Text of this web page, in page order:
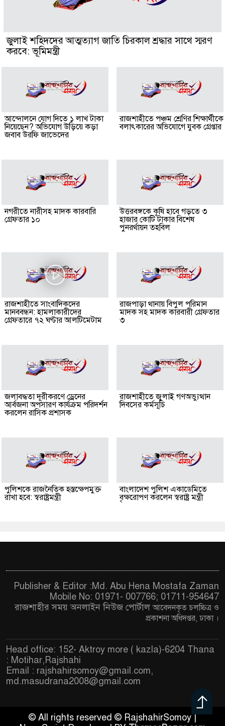
জুলাই শহিদদের আত্মত্যাগ জাতি চিরকাল শ্রদ্ধার সাথে স্মরণ
করবে: ভূমিমন্ত্রী
আন্দোলনে যোগ দিতে ১ লাখ টাকা
নিয়েছেন? অভিযোগ উড়িয়ে কড়া
জবাব উরফি জাভেদের
রাজশাহীতে পঞ্চম শ্রেণির শিক্ষার্থীকে
বলাৎকারের অভিযোগে যুবক গ্রেপ্তার
নগরীতে নারীসহ মাদক কারবারি
গ্রেফতার ১০
উত্তরবঙ্গকে কৃষি হাবে গড়তে ৩
হাজার কোটি টাকার বিশেষ
পুনরর্থায়ন তহবিল
রাজশাহীতে সাংবাদিকদের
মানববন্ধন: হামলাকারীদের
গ্রেফতারে ৭২ ঘণ্টার আলটিমেটাম
রাজপাড়া থানায় বিপুল পরিমান
মাদক সহ মাদক কারবারী গ্রেফতার
৩
জলাবদ্ধতা দূরীকরণে ড্রেনের
আর্বজনা অপসারণ কার্যক্রম পরিদর্শন
করলেন রাসিক প্রশাসক
রাজশাহীতে জুলাই গণঅভ্যুত্থান
দিবসের কর্মসূচি
পুলিশকে রাজনৈতিক হস্তক্ষেপমুক্ত
রাখা হবে: স্বরাষ্ট্রমন্ত্রী
বাংলাদেশ পুলিশ একাডেমিতে
বৃক্ষরোপণ করলেন স্বরাষ্ট্র মন্ত্রী
Publisher & Editor :Md. Abu Hena Mostafa Zaman
Mobile No: 01971- 007766; 01711-954647
রাজশাহীর সময় অনলাইন নিউজ পোর্টালআবেদনকৃত চলচ্চিত্র ও
প্রকাশনা অধিদপ্তর, ঢাকা ।
Head office: 152- Aktroy more ( kazla)-6204 Thana
: Motihar,Rajshahi
Email : rajshahirsomoy@gmail.com,
md.masudrana2008@gmail.com
© All rights reserved © RajshahirSomoy |